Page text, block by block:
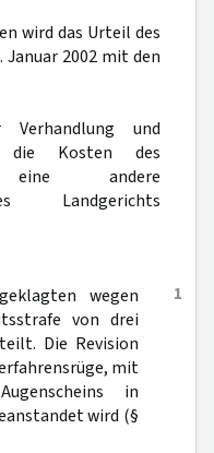
wird das Urteil des
Januar 2002 mit den
und
die Kosten des
andere
Landgerichts
1
wegen
von drei
Die Revision
mit
in
wird (§